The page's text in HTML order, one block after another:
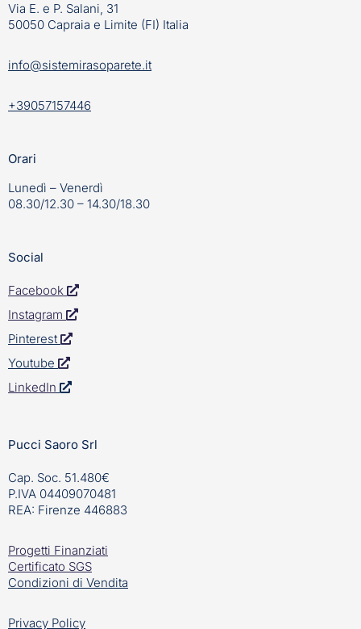
Via E. e P. Salani, 31
50050 Capraia e Limite (FI) Italia
info@sistemirasoparete.it
+39057157446
Orari
Lunedì – Venerdì
08.30/12.30 – 14.30/18.30
Social
Facebook
Instagram
Pinterest
Youtube
LinkedIn
Pucci Saoro Srl
Cap. Soc. 51.480€
P.IVA 04409070481
REA: Firenze 446883
Progetti Finanziati
Certificato SGS
Condizioni di Vendita
Privacy Policy